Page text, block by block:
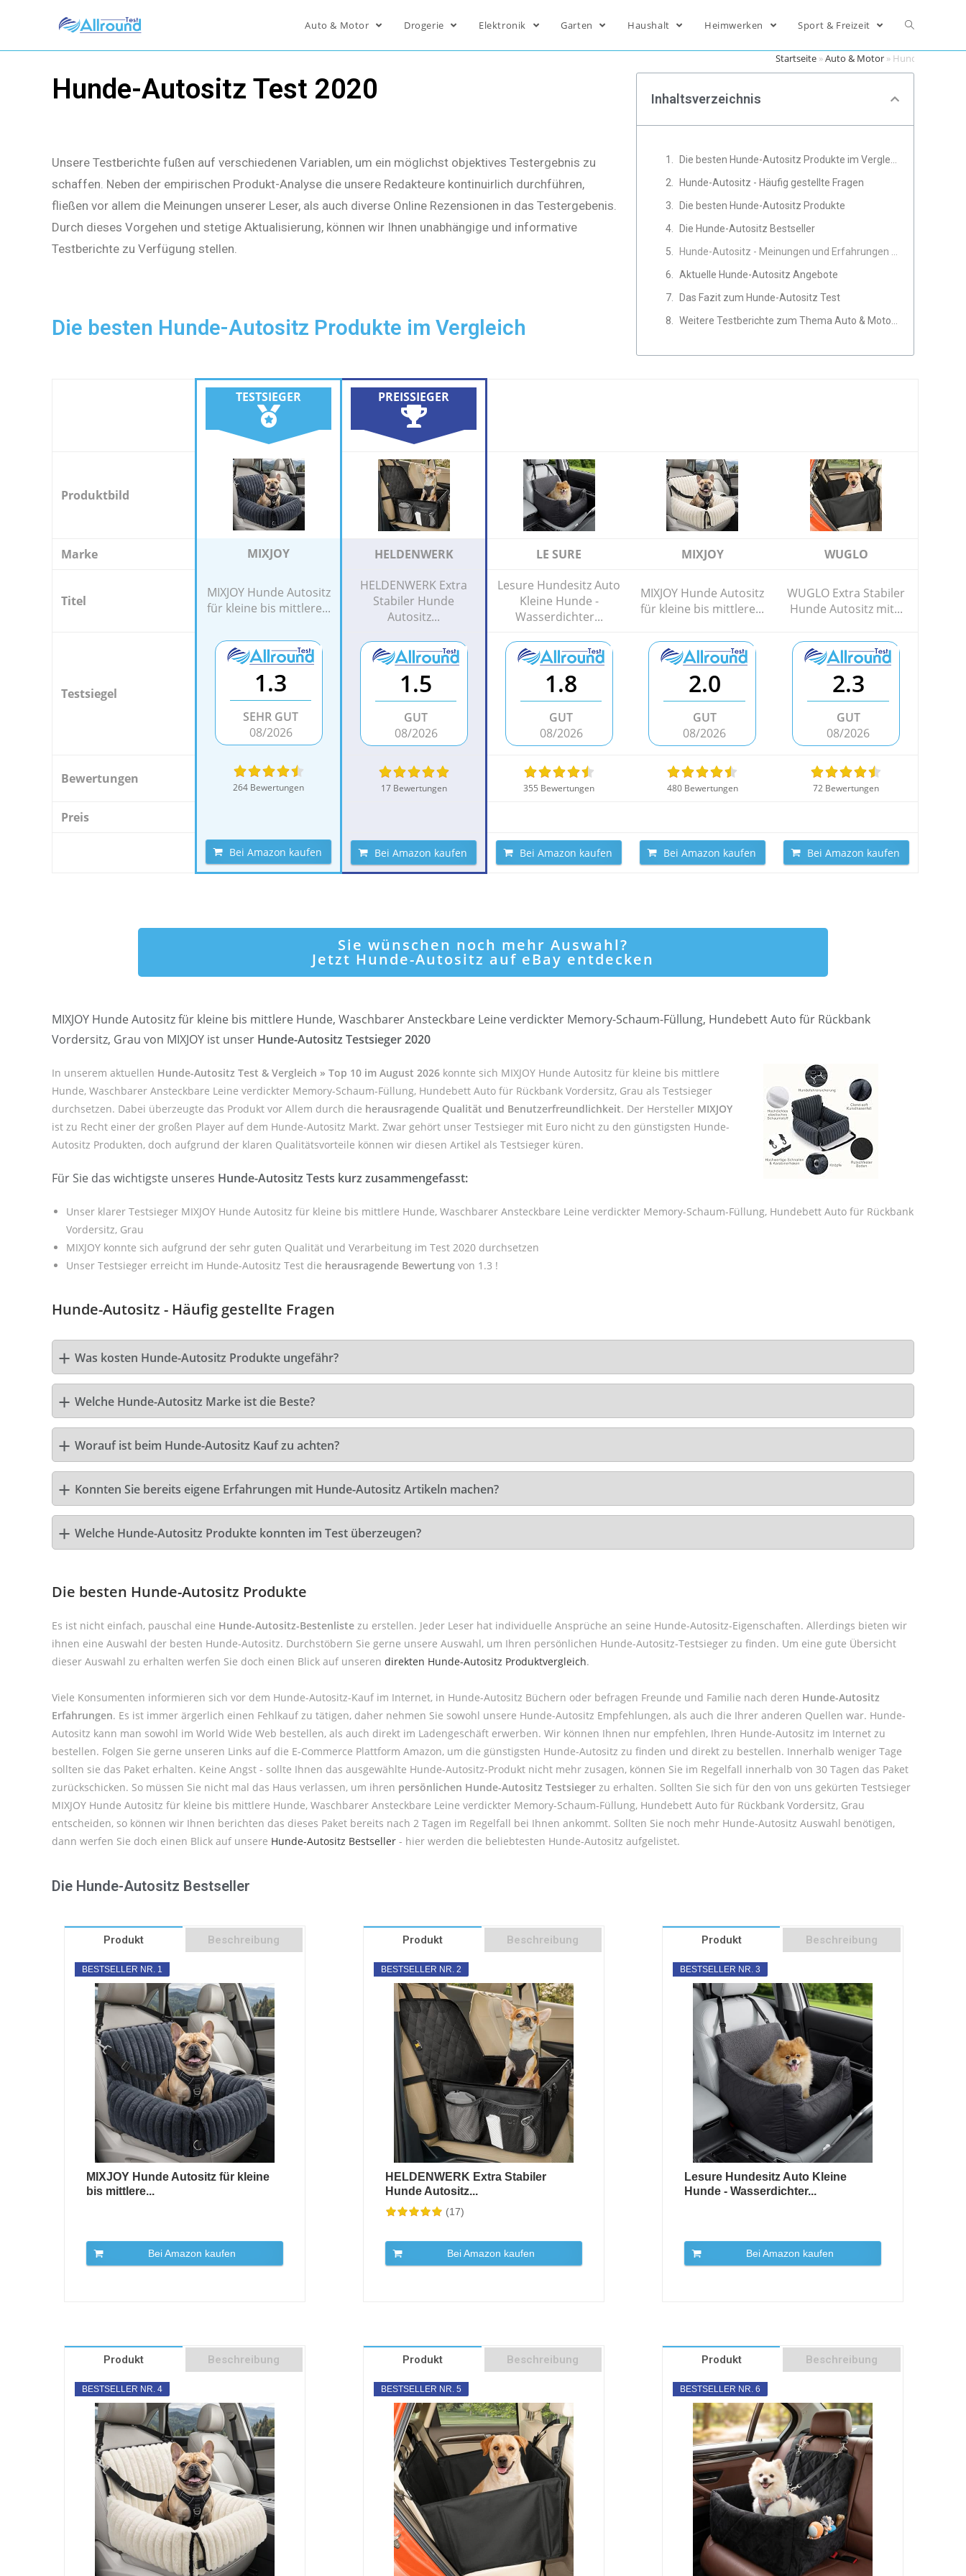
Auto & Motor Drogerie Elektronik Garten Haushalt Heimwerken Sport & Freizeit
Hunde-Autositz Test 2020
Unsere Testberichte fußen auf verschiedenen Variablen, um ein möglichst objektives Testergebnis zu
schaffen. Neben der empirischen Produkt-Analyse die unsere Redakteure kontinuirlich durchführen,
fließen vor allem die Meinungen unserer Leser, als auch diverse Online Rezensionen in das Testergebenis.
Durch dieses Vorgehen und stetige Aktualisierung, können wir Ihnen unabhängige und informative
Testberichte zu Verfügung stellen.
Die besten Hunde-Autositz Produkte im Vergleich
Startseite»Auto & Motor» Hunde-Autositz
Inhaltsverzeichnis
Hunde-Autositz - Häufig gestellte Fragen
Die besten Hunde-Autositz Produkte
Die Hunde-Autositz Bestseller
Aktuelle Hunde-Autositz Angebote
Das Fazit zum Hunde-Autositz Test
TESTSIEGER PREISSIEGER
Produktbild
Marke MIXJOY HELDENWERK LE SURE MIXJOY WUGLO
Titel
MIXJOY Hunde Autositz
für kleine bis mittlere...
HELDENWERK Extra
Stabiler Hunde
Autositz...
Lesure Hundesitz Auto
Kleine Hunde -
Wasserdichter...
MIXJOY Hunde Autositz
für kleine bis mittlere...
WUGLO Extra Stabiler
Hunde Autositz mit...
Testsiegel 1.3
SEHR GUT
08/2026
1.5
GUT
08/2026
1.8
GUT
08/2026
2.0
GUT
08/2026
2.3
GUT
08/2026
Bewertungen
264 Bewertungen 17 Bewertungen 355 Bewertungen 480 Bewertungen 72 Bewertungen
Preis
Bei Amazon kaufen Bei Amazon kaufen Bei Amazon kaufen Bei Amazon kaufen Bei Amazon kaufen
Sie wünschen noch mehr Auswahl?
Jetzt Hunde-Autositz auf eBay entdecken
MIXJOY Hunde Autositz für kleine bis mittlere Hunde, Waschbarer Ansteckbare Leine verdickter Memory-Schaum-Füllung, Hundebett Auto für Rückbank
Vordersitz, Grau von MIXJOY ist unser Hunde-Autositz Testsieger 2020
In unserem aktuellen Hunde-Autositz Test & Vergleich » Top 10 im August 2026 konnte sich MIXJOY Hunde Autositz für kleine bis mittlere
Hunde, Waschbarer Ansteckbare Leine verdickter Memory-Schaum-Füllung, Hundebett Auto für Rückbank Vordersitz, Grau als Testsieger
durchsetzen. Dabei überzeugte das Produkt vor Allem durch die herausragende Qualität und Benutzerfreundlichkeit. Der Hersteller MIXJOY
ist zu Recht einer der großen Player auf dem Hunde-Autositz Markt. Zwar gehört unser Testsieger mit Euro nicht zu den günstigsten Hunde-
Autositz Produkten, doch aufgrund der klaren Qualitätsvorteile können wir diesen Artikel als Testsieger küren.
Für Sie das wichtigste unseres Hunde-Autositz Tests kurz zusammengefasst:
Unser klarer Testsieger MIXJOY Hunde Autositz für kleine bis mittlere Hunde, Waschbarer Ansteckbare Leine verdickter Memory-Schaum-Füllung, Hundebett Auto für Rückbank
Vordersitz, Grau
MIXJOY konnte sich aufgrund der sehr guten Qualität und Verarbeitung im Test 2020 durchsetzen
Unser Testsieger erreicht im Hunde-Autositz Test die herausragende Bewertung von 1.3 !
Hunde-Autositz - Häufig gestellte Fragen
Was kosten Hunde-Autositz Produkte ungefähr?
Welche Hunde-Autositz Marke ist die Beste?
Worauf ist beim Hunde-Autositz Kauf zu achten?
Konnten Sie bereits eigene Erfahrungen mit Hunde-Autositz Artikeln machen?
Welche Hunde-Autositz Produkte konnten im Test überzeugen?
Die besten Hunde-Autositz Produkte
Es ist nicht einfach, pauschal eine Hunde-Autositz-Bestenliste zu erstellen. Jeder Leser hat individuelle Ansprüche an seine Hunde-Autositz-Eigenschaften. Allerdings bieten wir
ihnen eine Auswahl der besten Hunde-Autositz. Durchstöbern Sie gerne unsere Auswahl, um Ihren persönlichen Hunde-Autositz-Testsieger zu finden. Um eine gute Übersicht
dieser Auswahl zu erhalten werfen Sie doch einen Blick auf unseren direkten Hunde-Autositz Produktvergleich.
Viele Konsumenten informieren sich vor dem Hunde-Autositz-Kauf im Internet, in Hunde-Autositz Büchern oder befragen Freunde und Familie nach deren Hunde-Autositz
Erfahrungen. Es ist immer ärgerlich einen Fehlkauf zu tätigen, daher nehmen Sie sowohl unsere Hunde-Autositz Empfehlungen, als auch die Ihrer anderen Quellen war. Hunde-
Autositz kann man sowohl im World Wide Web bestellen, als auch direkt im Ladengeschäft erwerben. Wir können Ihnen nur empfehlen, Ihren Hunde-Autositz im Internet zu
bestellen. Folgen Sie gerne unseren Links auf die E-Commerce Plattform Amazon, um die günstigsten Hunde-Autositz zu finden und direkt zu bestellen. Innerhalb weniger Tage
sollten sie das Paket erhalten. Keine Angst - sollte Ihnen das ausgewählte Hunde-Autositz-Produkt nicht mehr zusagen, können Sie im Regelfall innerhalb von 30 Tagen das Paket
zurückschicken. So müssen Sie nicht mal das Haus verlassen, um ihren persönlichen Hunde-Autositz Testsieger zu erhalten. Sollten Sie sich für den von uns gekürten Testsieger
MIXJOY Hunde Autositz für kleine bis mittlere Hunde, Waschbarer Ansteckbare Leine verdickter Memory-Schaum-Füllung, Hundebett Auto für Rückbank Vordersitz, Grau
entscheiden, so können wir Ihnen berichten das dieses Paket bereits nach 2 Tagen im Regelfall bei Ihnen ankommt. Sollten Sie noch mehr Hunde-Autositz Auswahl benötigen,
dann werfen Sie doch einen Blick auf unsere Hunde-Autositz Bestseller - hier werden die beliebtesten Hunde-Autositz aufgelistet.
Die Hunde-Autositz Bestseller
Produkt Beschreibung
BESTSELLER NR. 1
MIXJOY Hunde Autositz für kleine
bis mittlere...
Bei Amazon kaufen
Produkt Beschreibung
BESTSELLER NR. 2
HELDENWERK Extra Stabiler
Hunde Autositz...
(17)
Bei Amazon kaufen
Produkt Beschreibung
BESTSELLER NR. 3
Lesure Hundesitz Auto Kleine
Hunde - Wasserdichter...
Bei Amazon kaufen
Produkt Beschreibung
BESTSELLER NR. 4
Produkt Beschreibung
BESTSELLER NR. 5
Produkt Beschreibung
BESTSELLER NR. 6